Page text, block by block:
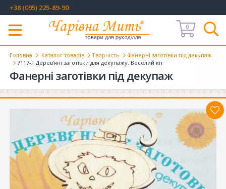
+38 (095) 225-89-90
Меню
0
Головна Каталог товарів Творчість
Фанерні заготівки під декупаж
7117-F Дерев'яні заготівки для декупажу. Веселий кіт
Фанерні заготівки під декупаж